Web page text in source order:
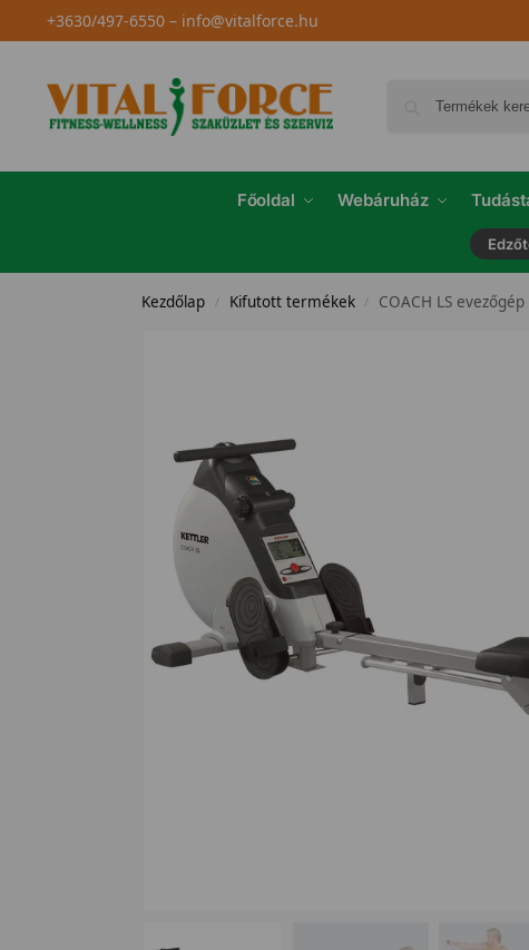
+3630/497-6550– info@vitalforce.hu
Főoldal Webáruház
Kezdőlap / Kifutott termékek / COACH LS evezőgép